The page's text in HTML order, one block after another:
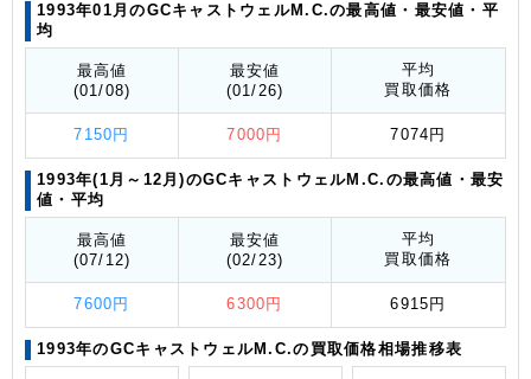
1993年01月のGCキャストウェルM.C.の最高値 ・最安値 ・平
均
最高値
(01/08)
最安値
(01/26)
平均
買取価格
7150円 7000円 7074円
1993年(1月～12月)のGCキャストウェルM.C.の最高値 ・最安
値 ・平均
最高値
(07/12)
最安値
(02/23)
平均
買取価格
7600円 6300円 6915円
1993年のGCキャストウェルM.C.の買取価格相場推移表